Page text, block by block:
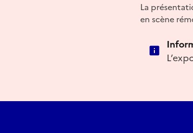
La
en scène